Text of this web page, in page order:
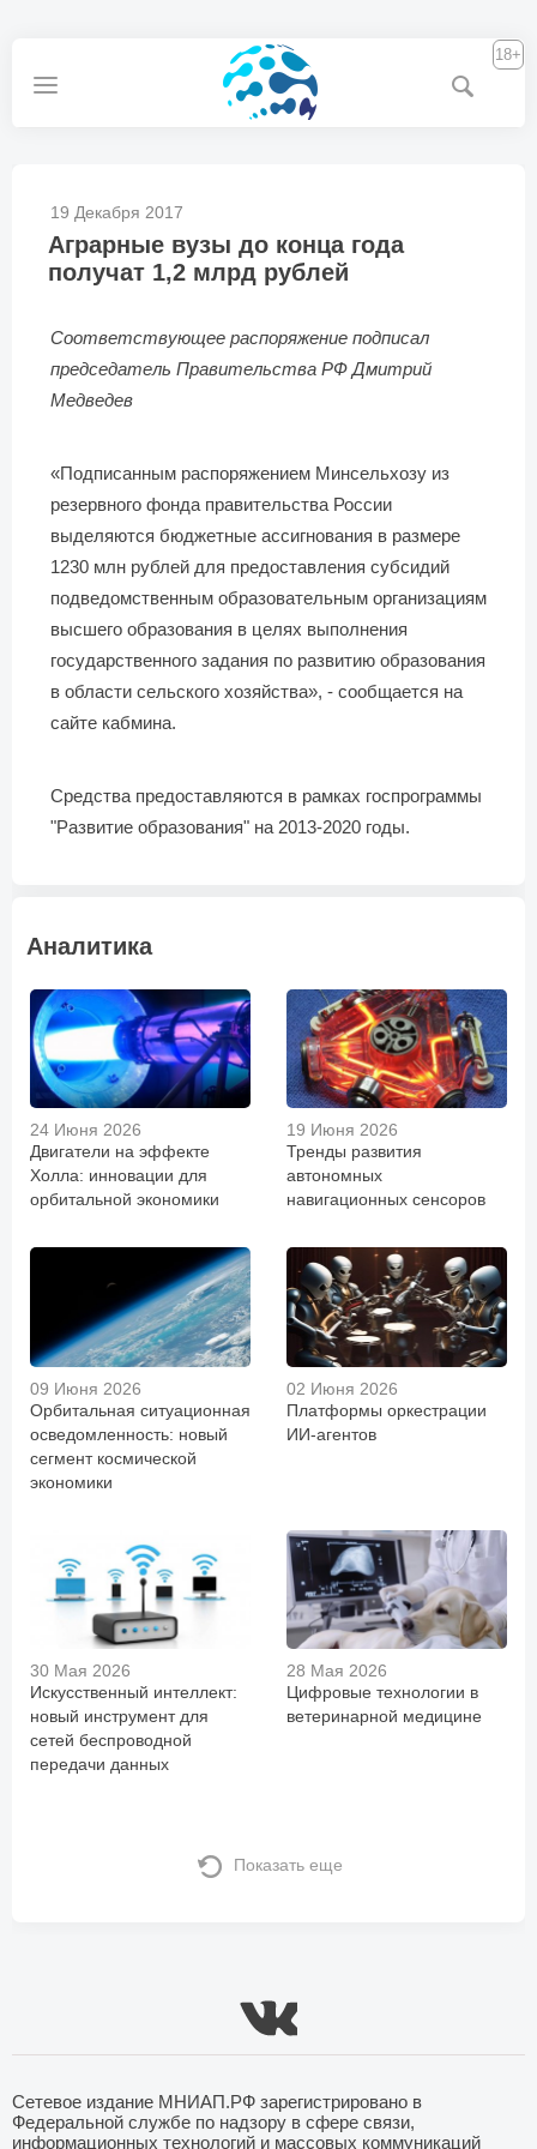
18+
19 Декабря 2017
Аграрные вузы до конца года
получат 1,2 млрд рублей
Соответствующее распоряжение подписал
председатель Правительства РФ Дмитрий
Медведев
«Подписанным распоряжением Минсельхозу из
резервного фонда правительства России
выделяются бюджетные ассигнования в размере
1230 млн рублей для предоставления субсидий
подведомственным образовательным организациям
высшего образования в целях выполнения
государственного задания по развитию образования
в области сельского хозяйства», - сообщается на
сайте кабмина.
Средства предоставляются в рамках госпрограммы
"Развитие образования" на 2013-2020 годы.
Аналитика
24 Июня 2026
Двигатели на эффекте
Холла: инновации для
орбитальной экономики
19 Июня 2026
Тренды развития
автономных
навигационных сенсоров
09 Июня 2026
Орбитальная ситуационная
осведомленность: новый
сегмент космической
экономики
02 Июня 2026
Платформы оркестрации
ИИ-агентов
30 Мая 2026
Искусственный интеллект:
новый инструмент для
сетей беспроводной
передачи данных
28 Мая 2026
Цифровые технологии в
ветеринарной медицине
Показать еще
Сетевое издание МНИАП.РФ зарегистрировано в
Федеральной службе по надзору в сфере связи,
информационных технологий и массовых коммуникаций